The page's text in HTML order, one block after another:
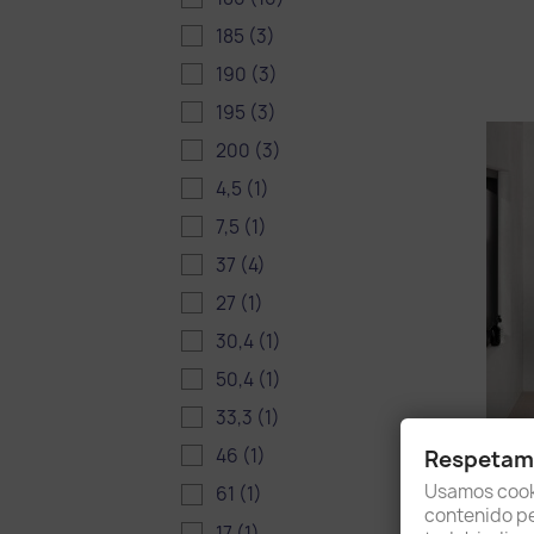
185 (3)
190 (3)
195 (3)
200 (3)
4,5 (1)
7,5 (1)
37 (4)
27 (1)
30,4 (1)
50,4 (1)
33,3 (1)
46 (1)
61 (1)
Usamos
contenido